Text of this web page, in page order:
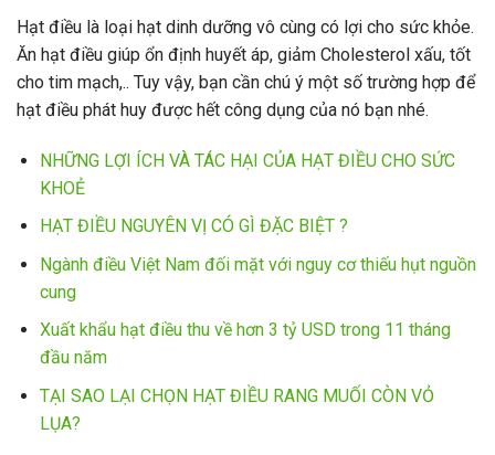
Hạt điều là loại hạt dinh dưỡng vô cùng có lợi cho sức khỏe.
Ăn hạt điều giúp ổn định huyết áp, giảm Cholesterol xấu, tốt
cho tim mạch,.. Tuy vậy, bạn cần chú ý một số trường hợp để
hạt điều phát huy được hết công dụng của nó bạn nhé.
NHỮNG LỢI ÍCH VÀ TÁC HẠI CỦA HẠT ĐIỀU CHO SỨC
KHOẺ
HẠT ĐIỀU NGUYÊN VỊ CÓ GÌ ĐẶC BIỆT ?
Ngành điều Việt Nam đối mặt với nguy cơ thiếu hụt nguồn
cung
Xuất khẩu hạt điều thu về hơn 3 tỷ USD trong 11 tháng
đầu năm
TẠI SAO LẠI CHỌN HẠT ĐIỀU RANG MUỐI CÒN VỎ
LỤA?